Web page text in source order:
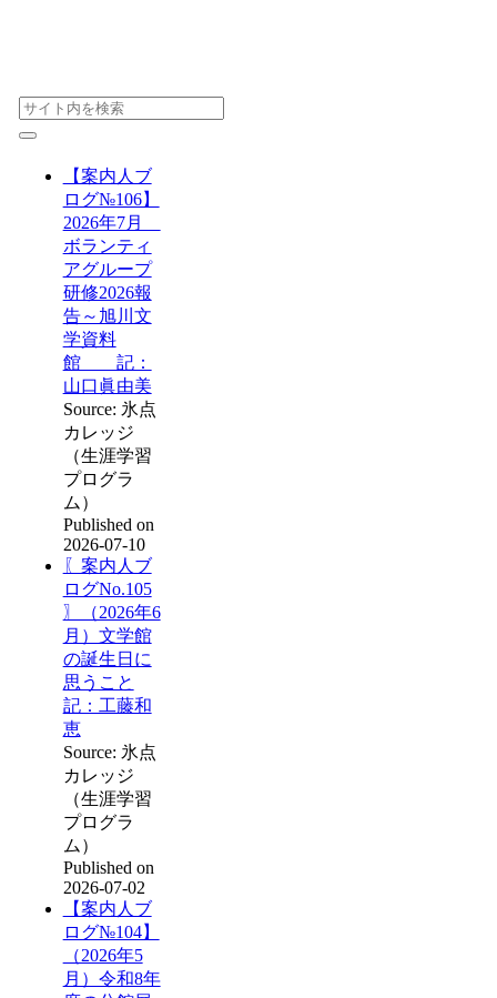
【案内人ブ
ログ№106】
2026年7月
ボランティ
アグループ
研修2026報
告～旭川文
学資料
館 記：
山口眞由美
Source: 氷点
カレッジ
（生涯学習
プログラ
ム）
Published on
2026-07-10
〖案内人ブ
ログNo.105
〗（2026年6
月）文学館
の誕生日に
思うこと
記：工藤和
恵
Source: 氷点
カレッジ
（生涯学習
プログラ
ム）
Published on
2026-07-02
【案内人ブ
ログ№104】
（2026年5
月）令和8年